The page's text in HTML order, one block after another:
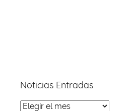
Noticias Entradas
Noticias